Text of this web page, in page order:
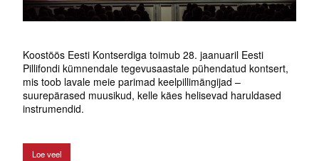
Koostöös Eesti Kontserdiga toimub 28. jaanuaril Eesti
Pillifondi kümnendale tegevusaastale pühendatud kontsert,
mis toob lavale meie parimad keelpillimängijad –
suurepärased muusikud, kelle käes helisevad haruldased
instrumendid.
Loe veel